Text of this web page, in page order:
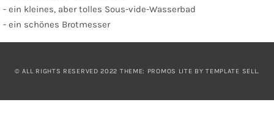
- ein kleines, aber tolles Sous-vide-Wasserbad
- ein schönes Brotmesser
© ALL RIGHTS RESERVED 2022 THEME: PROMOS LITE BYTEMPLATE SELL.